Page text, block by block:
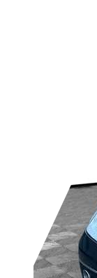
bei
unter